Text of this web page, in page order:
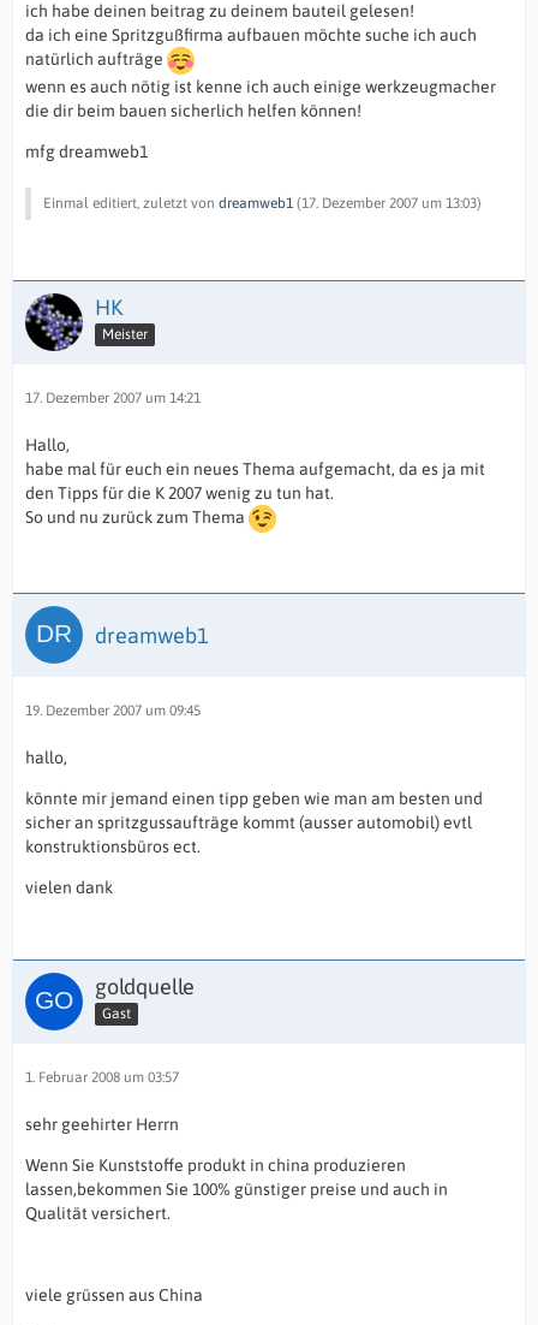
ich habe deinen beitrag zu deinem bauteil gelesen!
da ich eine Spritzgußfirma aufbauen möchte suche ich auch
natürlich aufträge
wenn es auch nötig ist kenne ich auch einige werkzeugmacher
die dir beim bauen sicherlich helfen können!
mfg dreamweb1
Einmal editiert, zuletzt von dreamweb1 (17. Dezember 2007 um 13:03)
HK
Meister
17. Dezember 2007 um 14:21
Hallo,
habe mal für euch ein neues Thema aufgemacht, da es ja mit
den Tipps für die K 2007 wenig zu tun hat.
So und nu zurück zum Thema
dreamweb1
19. Dezember 2007 um 09:45
hallo,
könnte mir jemand einen tipp geben wie man am besten und
sicher an spritzgussaufträge kommt (ausser automobil) evtl
konstruktionsbüros ect.
vielen dank
goldquelle
Gast
1. Februar 2008 um 03:57
sehr geehirter Herrn
Wenn Sie Kunststoffe produkt in china produzieren
lassen,bekommen Sie 100% günstiger preise und auch in
Qualität versichert.
viele grüssen aus China